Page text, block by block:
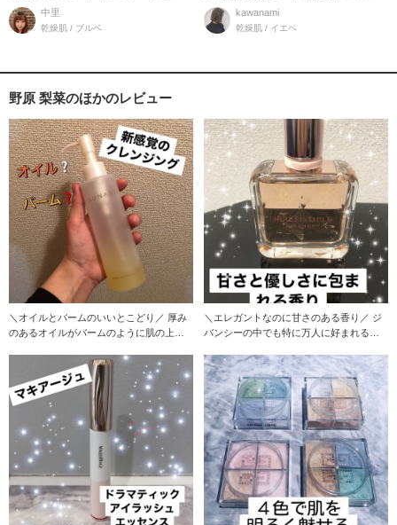
仕上がりを
中里
乾燥肌 / ブルベ
ウダー
kawanami
乾燥肌 / イエベ
野原 梨菜のほかのレビュー
＼オイルとバームのいいとこどり／ 厚み
のあるオイルがバームのように肌の上で
＼エレガントなのに甘さのある香り／ ジ
バンシーの中でも特に万人に好まれる香